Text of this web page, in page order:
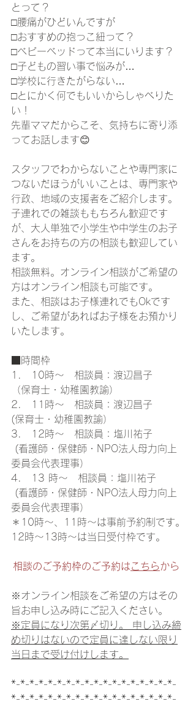
とって？
□腰痛がひどいんですが
□おすすめの抱っこ紐って？
□ベビーベッドって本当にいります？
□子どもの習い事で悩みが…
□学校に行きたがらない…
□とにかく何でもいいからしゃべりた
い！
先輩ママだからこそ、気持ちに寄り添
ってお話します😊
スタッフでわからないことや専門家に
つないだほうがいいことは、専門家や
行政、地域の支援者をご紹介します。
子連れでの雑談ももちろん歓迎です
が、大人単独で小学生や中学生のお子
さんをお持ちの方の相談も歓迎してい
ます。
相談無料。オンライン相談がご希望の
方はオンライン相談も可能です。
また、相談はお子様連れでもOkです
し、ご希望があればお子様をお預かり
いたします。
■時間枠
1.　10時～　相談員：渡辺昌子
（保育士・幼稚園教諭）
2.　11時～　相談員：渡辺昌子
(保育士・幼稚園教諭）
3.　12時～　相談員：塩川祐子
委員会代表理事）
4.　13 時～　相談員：塩川祐子
委員会代表理事）
＊10時～、11時～は事前予約制です。
12時～13時～は当日受付枠です。
相談のご予約枠のご予約はこちらから
※オンライン相談をご希望の方はその
旨お申し込み時にご記入ください。
※定員になり次第〆切り。 申し込み締
め切りはないので定員に達しない限り
当日まで受け付けします。
*-*-*-*-*-*-*-*-*-*-*-*-*-*-*-*-*-*-
*-*-*-*-*-*-*-*-*-*-*-*-*-*-*-*-*-*-